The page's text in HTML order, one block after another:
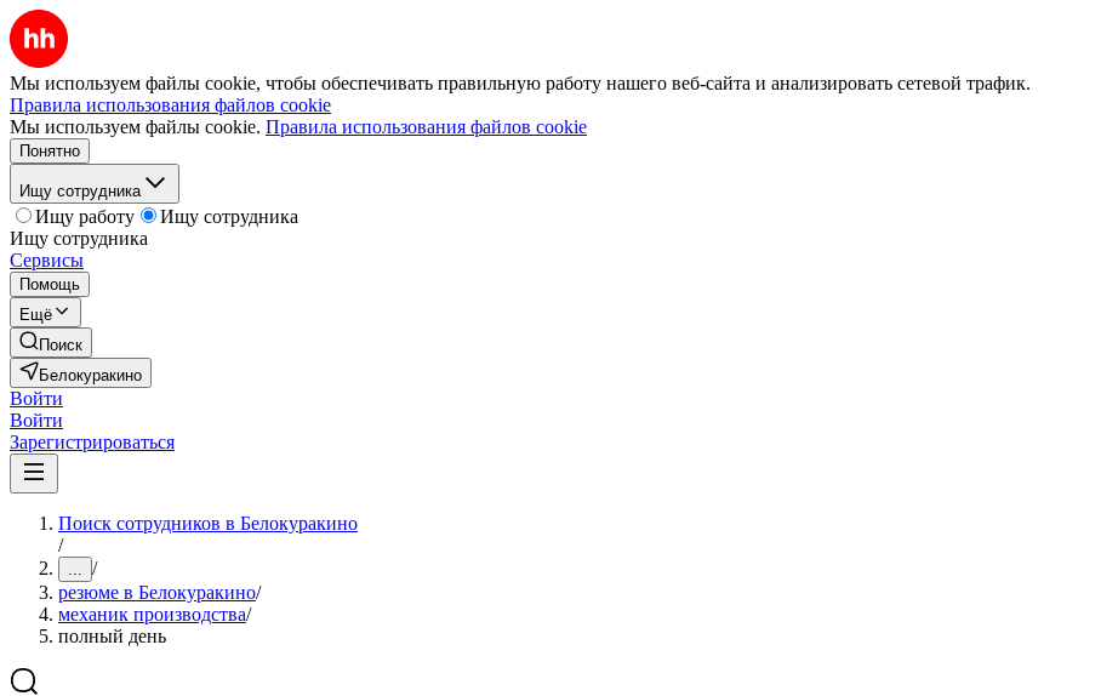
Мы используем файлы cookie, чтобы обеспечивать правильную работу нашего веб-сайта и анализировать сетевой трафик.
Правила использования файлов cookie
Мы используем файлы cookie. Правила использования файлов cookie
Понятно
Ищу сотрудника
Ищу работу
Ищу сотрудника
Ищу сотрудника
Сервисы
Помощь
Ещё
Поиск
Белокуракино
Войти
Войти
Зарегистрироваться
Поиск сотрудников в Белокуракино
/
... /
резюме в Белокуракино/
механик производства/
полный день